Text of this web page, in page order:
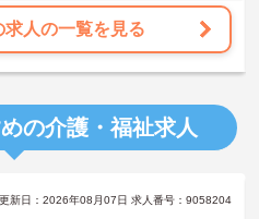
求人の一覧を見る
の介護・福祉求人
更新日：2026年08月07日 求人番号：9058204